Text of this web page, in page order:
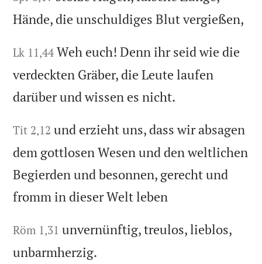
Hände, die unschuldiges Blut vergießen,
Lk 11,44 Weh euch! Denn ihr seid wie die
verdeckten Gräber, die Leute laufen
darüber und wissen es nicht.
Tit 2,12 und erzieht uns, dass wir absagen
dem gottlosen Wesen und den weltlichen
Begierden und besonnen, gerecht und
fromm in dieser Welt leben
Röm 1,31 unvernünftig, treulos, lieblos,
unbarmherzig.